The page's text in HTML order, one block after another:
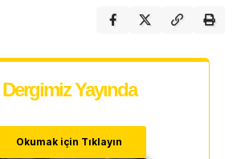
Dergimiz Yayında
Okumak için Tıklayın